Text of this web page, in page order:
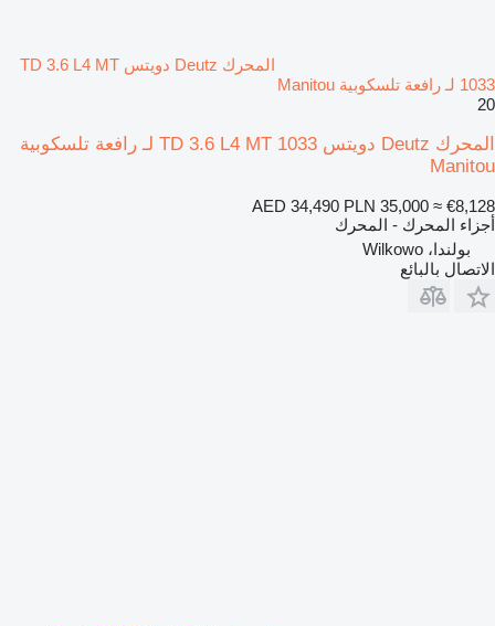
المحرك Deutz دويتس TD 3.6 L4 MT
1033 لـ رافعة تلسكوبية Manitou
20
المحرك Deutz دويتس TD 3.6 L4 MT 1033 لـ رافعة تلسكوبية
Manitou
AED 34,490 PLN 35,000 ≈ €8,128
أجزاء المحرك - المحرك
بولندا، Wilkowo
الاتصال بالبائع